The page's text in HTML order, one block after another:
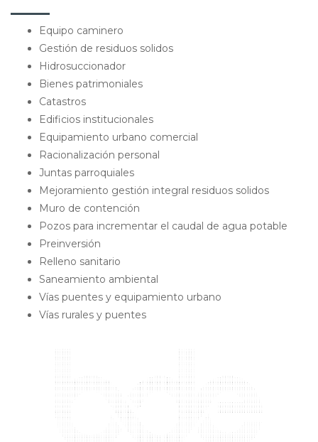
Equipo caminero
Gestión de residuos solidos
Hidrosuccionador
Bienes patrimoniales
Catastros
Edificios institucionales
Equipamiento urbano comercial
Racionalización personal
Juntas parroquiales
Mejoramiento gestión integral residuos solidos
Muro de contención
Pozos para incrementar el caudal de agua potable
Preinversión
Relleno sanitario
Saneamiento ambiental
Vías puentes y equipamiento urbano
Vías rurales y puentes